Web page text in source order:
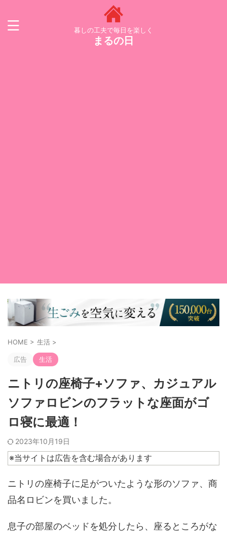
暮しの工夫で毎日を楽しく
まるの日
HOME > 生活 >
広告 生活
ニトリの座椅子+ソファ、カジュアル
ソファロビンのフラットな座面がゴ
ロ寝に最適！
2023年10月19日
※当サイトは広告を含む場合があります
ニトリの座椅子に足がついたような形のソファ、商
品名ロビンを買いました。
息子の部屋のベッドを処分したら、座るところがな